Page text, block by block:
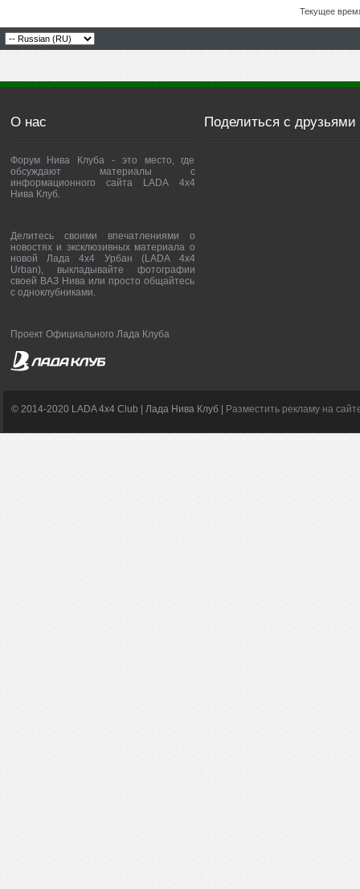
Текущее
О нас
Форум Нива Клуба - это место, где
обсуждают материалы с
информационного сайта LADA 4x4
Нива Клуб.
Делитесь своими впечатлениями о
новостях и эксклюзивных материала о
новой Лада 4х4 Урбан (LADA 4x4
Urban), выкладывайте фотографии
своей ВАЗ Нива или просто общайтесь
с одноклубниками.
Проект Официального Лада Клуба
Поделиться с друзьями
© 2014-2020 LADA 4x4 Club | Лада Нива Клуб | Разместить рекламу на